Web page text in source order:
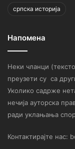
српска историја
Напомена
Неки чланци
преузети су са
Уколико садрже
нечија ауторска
ради уклањања
Контактирајте нас: